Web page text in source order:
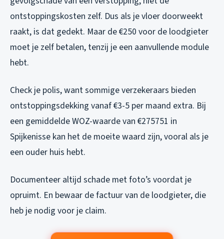
ontstoppingskosten zelf. Dus als je vloer doorweekt
raakt, is dat gedekt. Maar de €250 voor de loodgieter
moet je zelf betalen, tenzij je een aanvullende module
hebt.
Check je polis, want sommige verzekeraars bieden
ontstoppingsdekking vanaf €3-5 per maand extra. Bij
een gemiddelde WOZ-waarde van €275751 in
Spijkenisse kan het de moeite waard zijn, vooral als je
een ouder huis hebt.
Documenteer altijd schade met foto’s voordat je
opruimt. En bewaar de factuur van de loodgieter, die
heb je nodig voor je claim.